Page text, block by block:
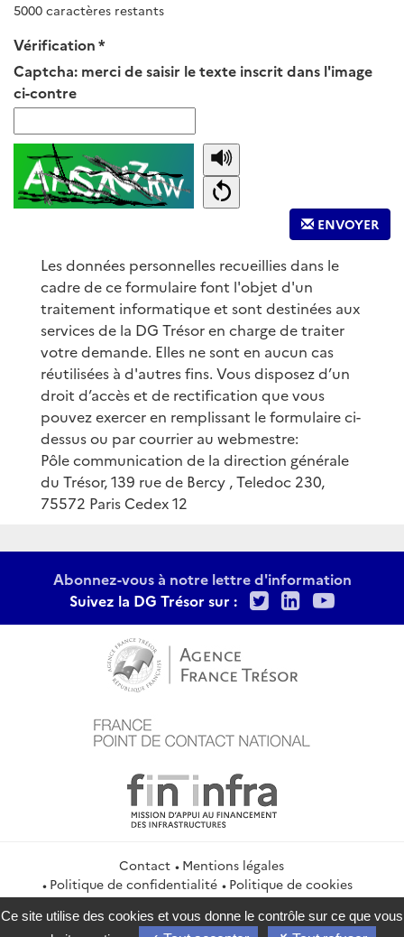
5000 caractères restants
Vérification
Captcha: merci de saisir le texte inscrit dans l'image
ci-contre
ENVOYER
Les données personnelles recueillies dans le
cadre de ce formulaire font l'objet d'un
traitement informatique et sont destinées aux
services de la DG Trésor en charge de traiter
votre demande. Elles ne sont en aucun cas
réutilisées à d'autres fins. Vous disposez d’un
droit d’accès et de rectification que vous
pouvez exercer en remplissant le formulaire ci-
dessus ou par courrier au webmestre:
Pôle communication de la direction générale
du Trésor, 139 rue de Bercy , Teledoc 230,
75572 Paris Cedex 12
Abonnez-vous à notre lettre d'information
Suivez la DG Trésor sur :
TwitterLinkedIn
Contact
Mentions légales
Politique de confidentialité
Politique de cookies
Gestion des cookies
Ce site utilise des cookies et vous donne le contrôle sur ce que vous